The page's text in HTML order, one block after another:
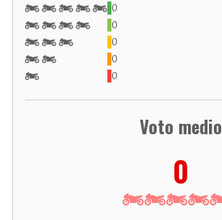
0
0
0
0
0
Voto medio
0